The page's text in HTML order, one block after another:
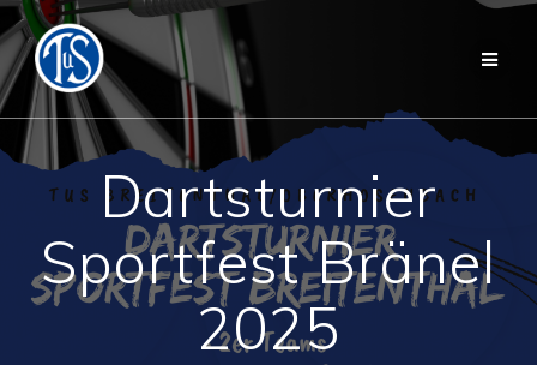
Dartsturnier
Sportfest Bränel
2025